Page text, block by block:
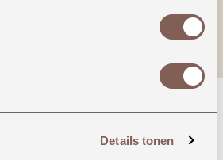
Details tonen